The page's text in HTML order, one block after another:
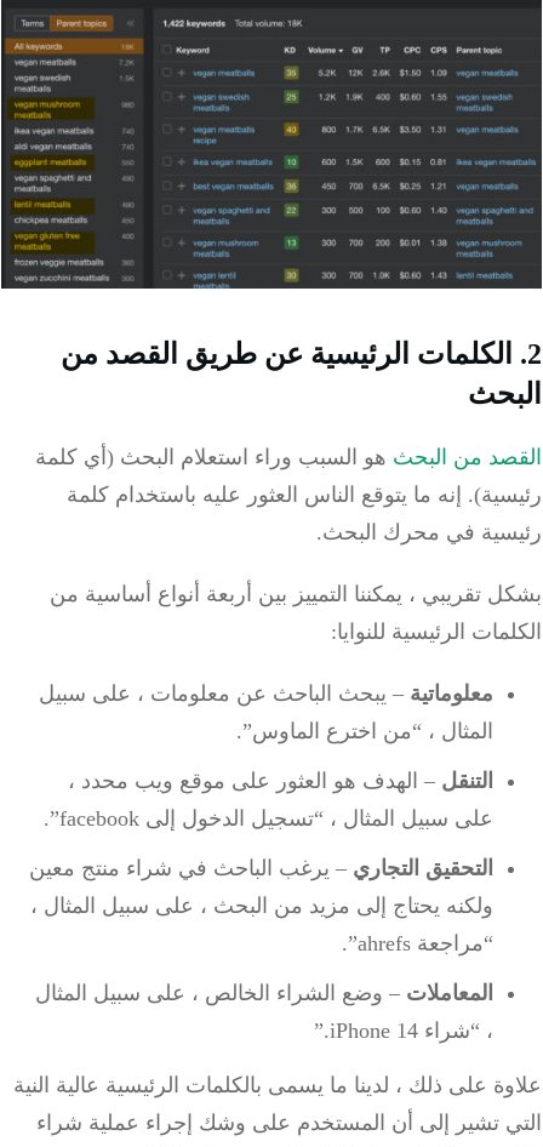
الكلمات الرئيسية عن طريق القصد من
من البحثهو السبب وراء استعلام البحث (أي كلمة
إنه ما يتوقع الناس العثور عليه باستخدام كلمة
في محرك البحث.
تقريبي ، يمكننا التمييز بين أربعة أنواع أساسية من
الرئيسية للنوايا:
معلوماتية– يبحث الباحث عن معلومات ، على سبيل
المثال ، “من اخترع الماوس”.
التنقل– الهدف هو العثور على موقع ويب محدد ،
على سبيل المثال ، “تسجيل الدخول إلى facebook”.
التحقيقالتجاري– يرغب الباحث في شراء منتج معين
ولكنه يحتاج إلى مزيد من البحث ، على سبيل المثال ،
“مراجعة ahrefs”.
المعاملات– وضع الشراء الخالص ، على سبيل المثال
، “شراء iPhone 14.”
على ذلك ، لدينا ما يسمى بالكلمات الرئيسية عالية النية
تشير إلى أن المستخدم على وشك إجراء عملية شراء